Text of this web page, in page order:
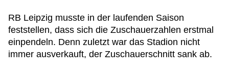
RB Leipzig musste in der laufenden Saison
feststellen, dass sich die Zuschauerzahlen erstmal
einpendeln. Denn zuletzt war das Stadion nicht
immer ausverkauft, der Zuschauerschnitt sank ab.